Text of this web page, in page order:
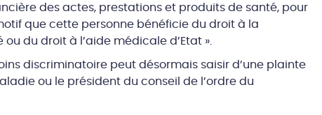
des actes, prestations et produits de santé, pour
que cette personne bénéficie du droit à la
du droit à l’aide médicale d’Etat ».
discriminatoire peut désormais saisir d’une plainte
ou le président du conseil de l’ordre du